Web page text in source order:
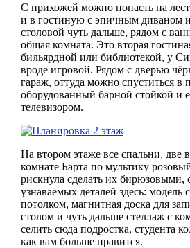
С прихожей можно попасть на
и в гостиную с эпичным диваном
столовой чуть дальше, рядом с
общая комната. Это вторая
бильярдной или библиотекой, у
вроде игровой. Рядом с дверью
гараж, оттуда можно спуститься в
оборудованный барной стойкой и
телевизором.
На втором этаже все спальни, две
комнате Барта по мультику
рискнула сделать их бирюзовыми,
узнаваемых деталей здесь: модель
потолком, магнитная доска для
столом и чуть дальше стеллаж с
селить сюда подростка, студента
как вам больше нравится.